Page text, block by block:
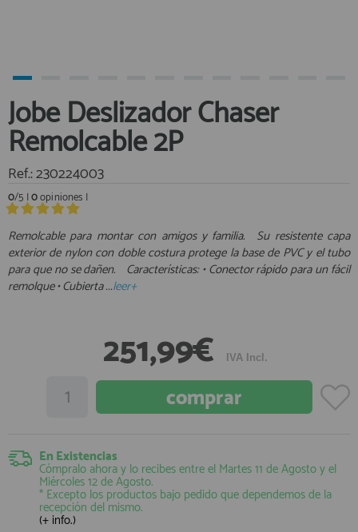
Libros
Mantenimiento y Limpieza
Motores
Navegacion
Neveras y Termos
Seguridad
Vela y Maniobra
Submarinismo
AFILIADOS
INFORMACION
910 60 71 03
registro cliente
Área profesionales
Regístrate y aprovecha los descuentos y ventajas de ser
Únete ya a los mas de de 500 Profesionales de la Náutica
registro profesional
Jobe Deslizador Chaser
Remolcable 2P
Ref.: 230224003
0/5 |0opiniones |
Remolcable para montar con amigos y familia. Su resistente capa
exterior de nylon con doble costura protege la base de PVC y el tubo
para que no se dañen. Características: • Conector rápido para un fácil
remolque • Cubierta ...leer+
251,99€ IVA Incl.
En Existencias
Cómpralo ahora y lo recibes entre el Martes 11 de Agostoy el
Miércoles 12 de Agosto.
* Excepto los productos bajo pedido que dependemos de la
recepción del mismo.
(+ info.)